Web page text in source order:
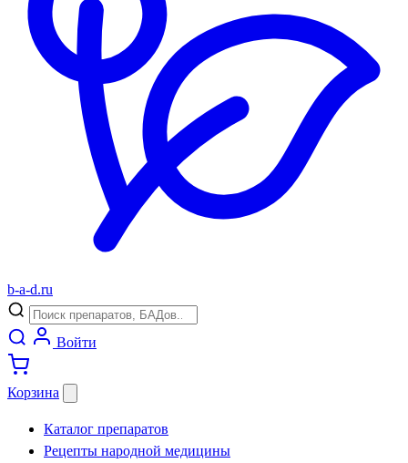
b-a-d.ru
Войти
Корзина
Каталог препаратов
Рецепты народной медицины